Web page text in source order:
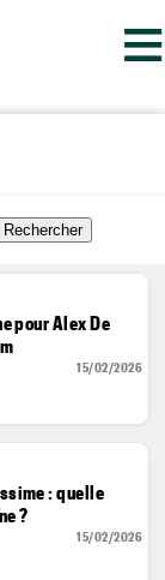
≡
pour Alex De
15/02/2026
: quelle
?
15/02/2026